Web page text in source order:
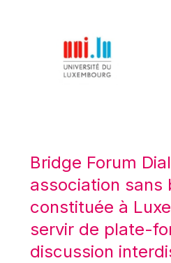
Lucas Papademos
Máire Geoghegan-
Mario Centeno
Mario Monti
Maroš ŠEFČOVIČ
Martin Bailey
Martine Reicherts
Bridge Forum
association sans
constituée à
servir de plate-
discussion